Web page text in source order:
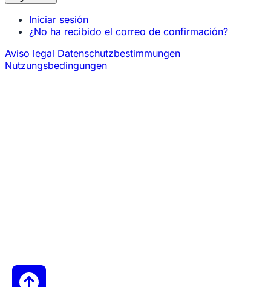
Iniciar sesión
¿No ha recibido el correo de confirmación?
Aviso legal Datenschutzbestimmungen
Nutzungsbedingungen